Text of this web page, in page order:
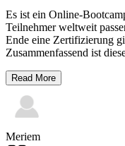
Es ist ein Online-
Teilnehmer weltweit
Ende eine Zertifizierung
Zusammenfassend ist
Read More
Meriem